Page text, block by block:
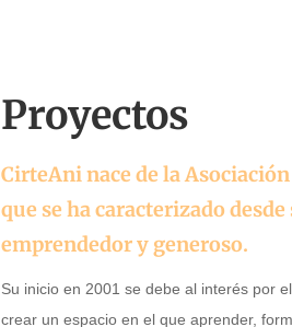
Proyectos
CirteAni nace de la
que se ha caracterizado
emprendedor y generoso.
Su inicio en 2001 se debe al interés por
crear un espacio en el que aprender,